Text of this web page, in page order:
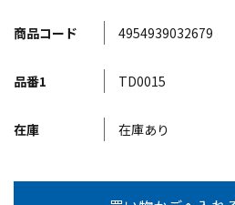
商品コード 4954939032679
品番1 TD0015
在庫 在庫あり